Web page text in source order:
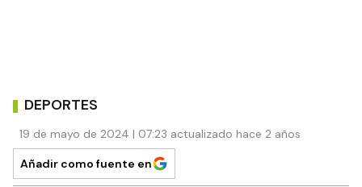
DEPORTES
19 de mayo de 2024 | 07:23 actualizado hace 2 años
Añadir como fuente en